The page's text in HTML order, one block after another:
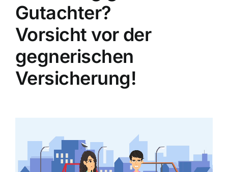
Gutachter?
Vorsicht vor der
gegnerischen
Versicherung!